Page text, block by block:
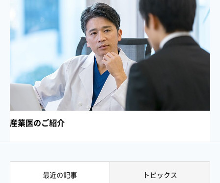
産業医のご紹介
最近の記事 トピックス